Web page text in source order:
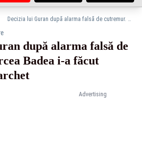
Decizia lui Guran după alarma falsă de cutremur. Mircea Badea i-a făcut plângere la Parchet
Advertising
după alarma falsă de
Badea i-a făcut